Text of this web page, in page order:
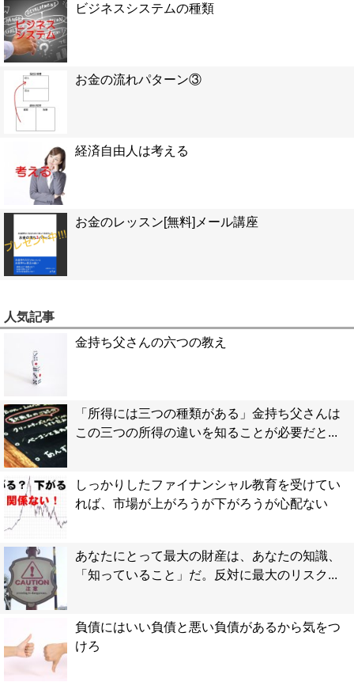
ビジネスシステムの種類
お金の流れパターン③
経済自由人は考える
お金のレッスン[無料]メール講座
人気記事
金持ち父さんの六つの教え
「所得には三つの種類がある」金持ち父さんは
この三つの所得の違いを知ることが必要だと...
しっかりしたファイナンシャル教育を受けてい
れば、市場が上がろうが下がろうが心配ない
あなたにとって最大の財産は、あなたの知識、
「知っていること」だ。反対に最大のリスク...
負債にはいい負債と悪い負債があるから気をつ
けろ